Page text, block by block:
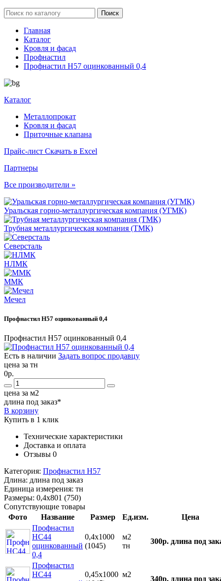
Главная
Каталог
Кровля и фасад
Профнастил
Профнастил Н57 оцинкованный 0,4
Каталог
Металлопрокат
Кровля и фасад
Приточные клапана
Прайс-лист Скачать в Excel
Партнеры
Все производители »
Уральская горно-металлургическая компания (УГМК)
Трубная металлургическая компания (ТМК)
Северсталь
НЛМК
ММК
Мечел
Профнастил Н57 оцинкованный 0,4
Профнастил Н57 оцинкованный 0,4
Есть в наличии Задать вопрос продавцу
цена за тн
0р.
цена за м2
длина под заказ*
В корзину
Купить в 1 клик
Технические характеристики
Доставка и оплата
Отзывы 0
Категория: Профнастил Н57
Длина: длина под заказ
Единица измерения: тн
Размеры: 0,4х801 (750)
Сопутствующие товары
Фото
Название Размер Ед.изм.
Цена
Профнастил
НС44
оцинкованный
0,4
0,4х1000
(1045)
м2
тн
300р. длина под
Профнастил
НС44
0,45х1000 м2
340р. длина под